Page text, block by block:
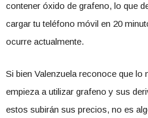
contener óxido de grafeno, lo que
cargar tu teléfono móvil en 20
ocurre actualmente.
Si bien Valenzuela reconoce que lo
empieza a utilizar grafeno y sus
estos subirán sus precios, no es